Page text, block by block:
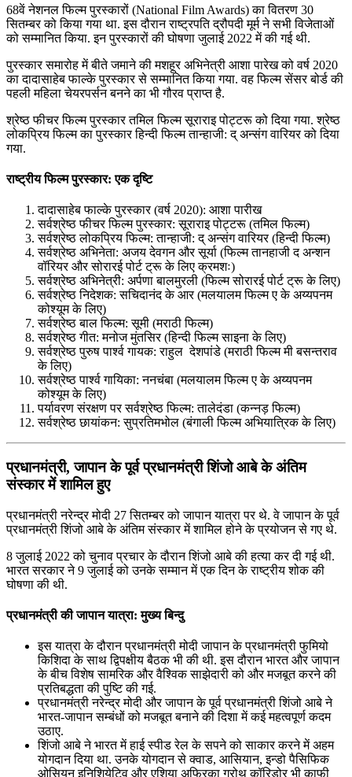
68वें नेशनल फिल्म पुरस्कारों (National Film Awards) का वितरण 30
सितम्बर को किया गया था. इस दौरान राष्ट्रपति द्रौपदी मूर्म ने सभी विजेताओं
को सम्मानित किया. इन पुरस्कारों की घोषणा जुलाई 2022 में की गई थी.
पुरस्कार समारोह में बीते जमाने की मशहूर अभिनेत्री आशा पारेख को वर्ष 2020
का दादासाहेब फाल्‍के पुरस्‍कार से सम्मानित किया गया. वह फिल्म सेंसर बोर्ड की
पहली महिला चेयरपर्सन बनने का भी गौरव प्राप्त है.
श्रेष्‍ठ फीचर फिल्‍म पुरस्‍कार तमिल फिल्‍म सूराराइ पोट्टरू को दिया गया. श्रेष्ठ
लोकप्रिय फिल्म का पुरस्कार हिन्दी फिल्म तान्‍हाजी: द् अन्संग वारि‍यर को दिया
गया.
राष्ट्रीय फिल्म पुरस्कार: एक दृष्टि
दादासाहेब फाल्‍के पुरस्कार (वर्ष 2020): आशा पारीख
सर्वश्रेष्‍ठ फीचर फिल्म पुरस्कार: सूराराइ पोट्टरू (तमिल फिल्‍म)
सर्वश्रेष्‍ठ लोकप्रिय फिल्म: तान्‍हाजी: द् अन्संग वारि‍यर (हिन्‍दी फिल्‍म)
सर्वश्रेष्‍ठ अभिनेता: अजय देवगन और सूर्या (फिल्‍म तानहाजी द अन्‍शन
वॉरियर और सोरारई पोर्ट ट्रू के लिए क्रमशः)
सर्वश्रेष्‍ठ अभिनेत्री: अर्पणा बालमुरली (फिल्‍म सोरारई पोर्ट ट्रू के लिए)
सर्वश्रेष्‍ठ निदेशक: सचिदानंद के आर (मलयालम फिल्‍म ए के अय्यपनम
कोश्‍यूम के लिए)
सर्वश्रेष्‍ठ बाल फिल्‍म: सूमी (मराठी फिल्‍म)
सर्वश्रेष्‍ठ गीत: मनोज मुंतसिर (हिन्‍दी फिल्‍म साइना के लिए)
सर्वश्रेष्ठ पुरुष पार्श्‍व गायक: राहुल देशपांडे (मराठी फिल्‍म मी बसन्‍तराव
के लिए)
सर्वश्रेष्ठ पार्श्‍व गायिका: ननचंबा (मलयालम फिल्‍म ए के अय्यपनम
कोश्‍यूम के लिए)
पर्यावरण संरक्षण पर सर्वश्रेष्‍ठ फिल्‍म: तालेदंडा (कन्‍नड़ फिल्‍म)
सर्वश्रेष्‍ठ छायांकन: सुप्रतिमभोल (बंगाली फिल्‍म अभियात्रिक के लिए)
प्रधानमंत्री, जापान के पूर्व प्रधानमंत्री शिंजो आबे के अंतिम
संस्कार में शामिल हुए
प्रधानमंत्री नरेन्द्र मोदी 27 सितम्बर को जापान यात्रा पर थे. वे जापान के पूर्व
प्रधानमंत्री शिंजो आबे के अंतिम संस्कार में शामिल होने के प्रयोजन से गए थे.
8 जुलाई 2022 को चुनाव प्रचार के दौरान शिंजो आबे की हत्या कर दी गई थी.
भारत सरकार ने 9 जुलाई को उनके सम्मान में एक दिन के राष्ट्रीय शोक की
घोषणा की थी.
प्रधानमंत्री की जापान यात्रा: मुख्य बिन्दु
इस यात्रा के दौरान प्रधानमंत्री मोदी जापान के प्रधानमंत्री फुमियो
किशिदा के साथ द्विपक्षीय बैठक भी की थी. इस दौरान भारत और जापान
के बीच विशेष सामरिक और वैश्विक साझेदारी को और मजबूत करने की
प्रतिबद्धता की पुष्टि की गई.
प्रधानमंत्री नरेन्‍द्र मोदी और जापान के पूर्व प्रधानमंत्री शिंजो आबे ने
भारत-जापान सम्‍बंधों को मजबूत बनाने की दिशा में कई महत्वपूर्ण कदम
उठाए.
शिंजो आबे ने भारत में हाई स्‍पीड रेल के सपने को साकार करने में अहम
योगदान दिया था. उनके योगदान से क्‍वाड, आसियान, इन्‍डो पैसिफिक
ओसियन इनिशियेटिव और एशिया अफ्रिका ग्रोथ कॉरिडोर भी काफी